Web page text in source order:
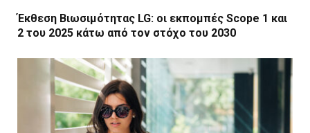
Έκθεση Βιωσιμότητας LG: οι εκπομπές Scope 1 και
2 του 2025 κάτω από τον στόχο του 2030